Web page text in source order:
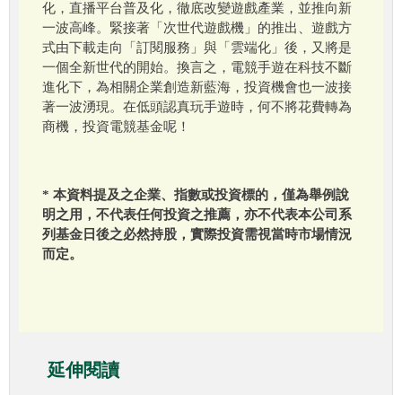
化，直播平台普及化，徹底改變遊戲產業，並推向新
一波高峰。緊接著「次世代遊戲機」的推出、遊戲方
式由下載走向「訂閱服務」與「雲端化」後，又將是
一個全新世代的開始。換言之，電競手遊在科技不斷
進化下，為相關企業創造新藍海，投資機會也一波接
著一波湧現。在低頭認真玩手遊時，何不將花費轉為
商機，投資電競基金呢！
* 本資料提及之企業、指數或投資標的，僅為舉例說
明之用，不代表任何投資之推薦，亦不代表本公司系
列基金日後之必然持股，實際投資需視當時市場情況
而定。
延伸閱讀